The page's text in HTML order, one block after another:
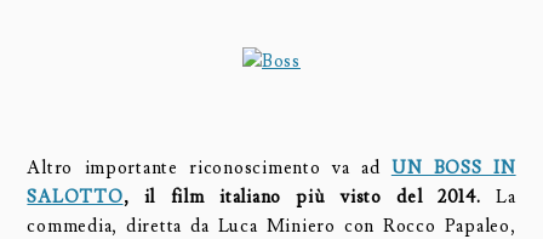
Altro importante riconoscimento va ad UN BOSS IN
SALOTTO, il film italiano più visto del 2014. La
commedia, diretta da Luca Miniero con Rocco Papaleo,